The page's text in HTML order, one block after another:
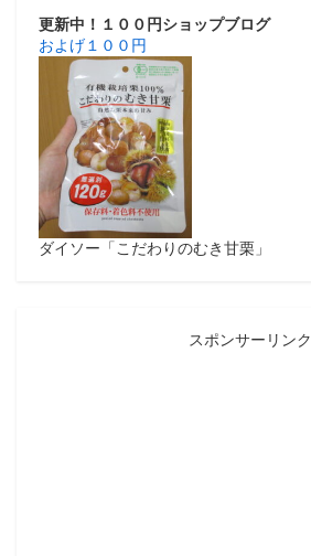
更新中！１００円ショップブログ
およげ１００円
ダイソー「こだわりのむき甘栗」
スポンサーリンク